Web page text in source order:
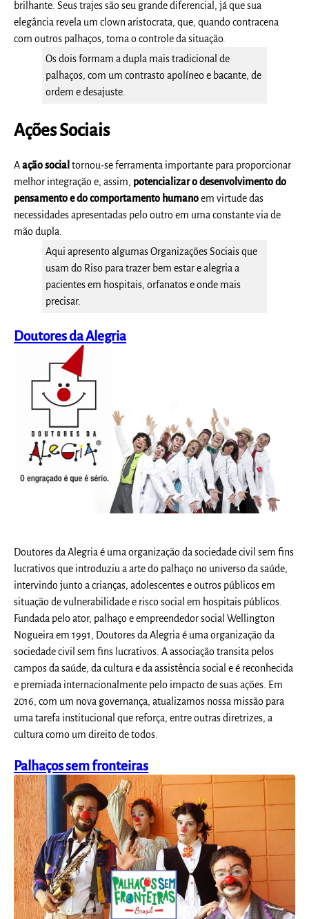
brilhante. Seus trajes são seu grande diferencial, já que sua
elegância revela um clown aristocrata, que, quando contracena
com outros palhaços, toma o controle da situação.
Os dois formam a dupla mais tradicional de
palhaços, com um contrasto apolíneo e bacante, de
ordem e desajuste.
Ações Sociais
Aação social tornou-se ferramenta importante para proporcionar
melhor integração e, assim, potencializar o desenvolvimento do
pensamento e do comportamento humanoem virtude das
necessidades apresentadas pelo outro em uma constante via de
mão dupla.
Aqui apresento algumas Organizações Sociais que
usam do Riso para trazer bem estar e alegria a
pacientes em hospitais, orfanatos e onde mais
precisar.
Doutores da Alegria
Doutores da Alegria é uma organização da sociedade civil sem fins
lucrativos que introduziu a arte do palhaço no universo da saúde,
intervindo junto a crianças, adolescentes e outros públicos em
situação de vulnerabilidade e risco social em hospitais públicos.
Fundada pelo ator, palhaço e empreendedor social Wellington
Nogueira em 1991, Doutores da Alegria é uma organização da
sociedade civil sem fins lucrativos. A associação transita pelos
campos da saúde, da cultura e da assistência social e é reconhecida
e premiada internacionalmente pelo impacto de suas ações. Em
2016, com um nova governança, atualizamos nossa missão para
uma tarefa institucional que reforça, entre outras diretrizes, a
cultura como um direito de todos.
Palhaços sem fronteiras